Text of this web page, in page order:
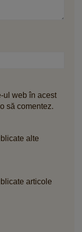
ul web în acest
să comentez.
alte
articole